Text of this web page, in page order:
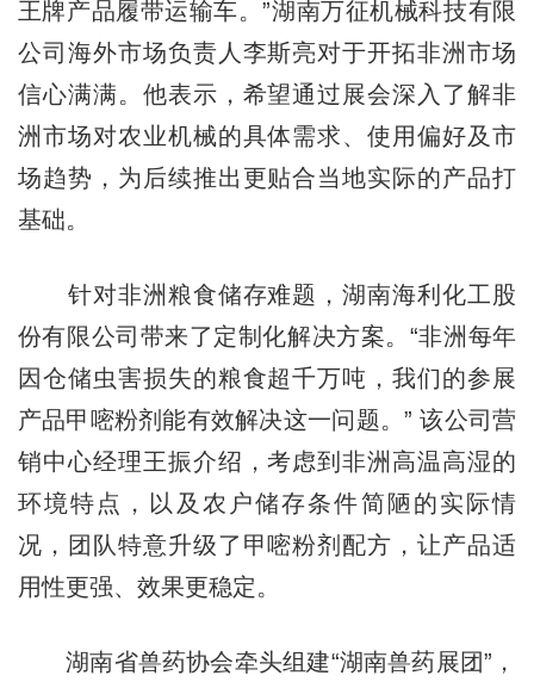
王牌产品履带运输车。”湖南万征机械科技有限
公司海外市场负责人李斯亮对于开拓非洲市场
信心满满。他表示，希望通过展会深入了解非
洲市场对农业机械的具体需求、使用偏好及市
场趋势，为后续推出更贴合当地实际的产品打
基础。
针对非洲粮食储存难题，湖南海利化工股
份有限公司带来了定制化解决方案。“非洲每年
因仓储虫害损失的粮食超千万吨，我们的参展
产品甲嘧粉剂能有效解决这一问题。” 该公司营
销中心经理王振介绍，考虑到非洲高温高湿的
环境特点，以及农户储存条件简陋的实际情
况，团队特意升级了甲嘧粉剂配方，让产品适
用性更强、效果更稳定。
湖南省兽药协会牵头组建“湖南兽药展团”，